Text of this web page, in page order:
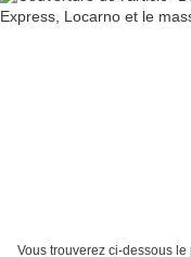
Vous trouverez ci-dessous